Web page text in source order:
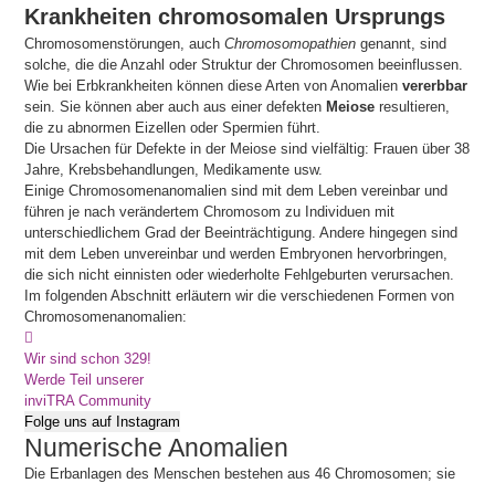
Krankheiten chromosomalen Ursprungs
Chromosomenstörungen, auchChromosomopathien genannt, sind
solche, die die Anzahl oder Struktur der Chromosomen beeinflussen.
Wie bei Erbkrankheiten können diese Arten von Anomalienvererbbar
sein. Sie können aber auch aus einer defektenMeiose resultieren,
die zu abnormen Eizellen oder Spermien führt.
Die Ursachen für Defekte in der Meiose sind vielfältig: Frauen über 38
Jahre, Krebsbehandlungen, Medikamente usw.
Einige Chromosomenanomalien sind mit dem Leben vereinbar und
führen je nach verändertem Chromosom zu Individuen mit
unterschiedlichem Grad der Beeinträchtigung. Andere hingegen sind
mit dem Leben unvereinbar und werden Embryonen hervorbringen,
die sich nicht einnisten oder wiederholte Fehlgeburten verursachen.
Im folgenden Abschnitt erläutern wir die verschiedenen Formen von
Chromosomenanomalien:
Wir sind schon 329!
Werde Teil unserer
inviTRA Community
Folge uns auf Instagram
Numerische Anomalien
Die Erbanlagen des Menschen bestehen aus 46 Chromosomen; sie